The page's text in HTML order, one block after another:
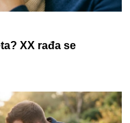
XX rađa se